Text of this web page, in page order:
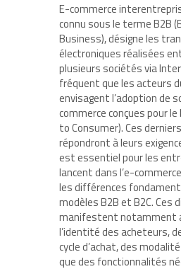
E-commerce
connu sous le terme B2B
Business), désigne les
électroniques réalisées
plusieurs sociétés via
fréquent que les acteurs
envisagent l’adoption de
commerce conçues pour le
to Consumer). Ces
répondront à leurs
est essentiel pour les
lancent dans l’e-
les différences
modèles B2B et B2C. Ces
manifestent notamment
l’identité des acheteurs,
cycle d’achat, des
que des fonctionnalités